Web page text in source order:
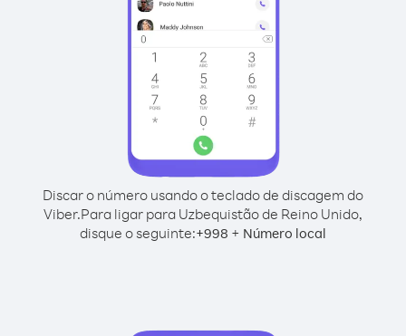
Discar o número usando o teclado de discagem do
Viber.Para ligar para Uzbequistão de Reino Unido,
disque o seguinte:+998 + Número local